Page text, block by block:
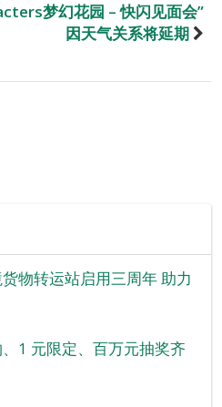
梦幻花园 – 快闪见面会”
因天气关系将延期
物转运站启用三周年 助力
1 元限定、百万元抽奖齐